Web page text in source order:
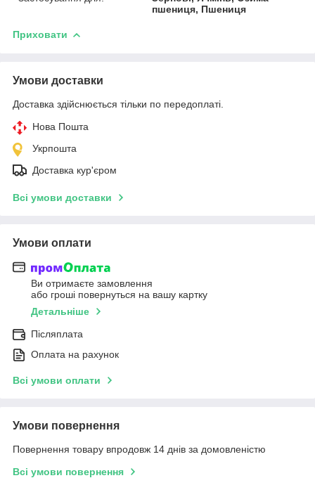
пшениця, Пшениця
Приховати
Умови доставки
Доставка здійснюється тільки по передоплаті.
Нова Пошта
Укрпошта
Доставка кур'єром
Всі умови доставки
Умови оплати
Ви отримаєте замовлення
або гроші повернуться на вашу картку
Детальніше
Післяплата
Оплата на рахунок
Всі умови оплати
Умови повернення
Повернення товару впродовж 14 днів за домовленістю
Всі умови повернення